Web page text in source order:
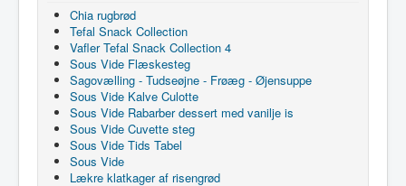
Chia rugbrød
Tefal Snack Collection
Vafler Tefal Snack Collection 4
Sous Vide Flæskesteg
Sagovælling - Tudseøjne - Frøæg - Øjensuppe
Sous Vide Kalve Culotte
Sous Vide Rabarber dessert med vanilje is
Sous Vide Cuvette steg
Sous Vide Tids Tabel
Sous Vide
Lækre klatkager af risengrød